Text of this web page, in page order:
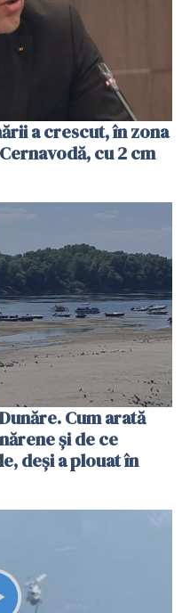
a crescut, în zona
cu 2 cm
Cum arată
și de ce
deși a plouat în